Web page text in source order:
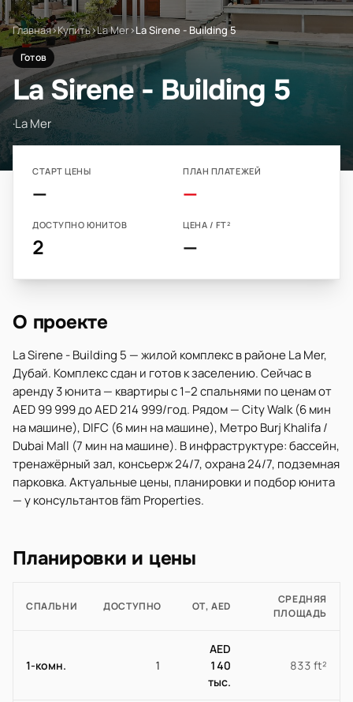
Главная›Купить›La Mer›La Sirene - Building 5
Готов
La Sirene - Building 5
·La Mer
СТАРТ ЦЕНЫ
—
ПЛАН ПЛАТЕЖЕЙ
—
ДОСТУПНО ЮНИТОВ
2
ЦЕНА / FT²
—
О проекте
La Sirene - Building 5 — жилой комплекс в районе La Mer,
Дубай. Комплекс сдан и готов к заселению. Сейчас в
аренду 3 юнита — квартиры с 1–2 спальнями по ценам от
AED 99 999 до AED 214 999/год. Рядом — City Walk (6 мин
на машине), DIFC (6 мин на машине), Метро Burj Khalifa /
Dubai Mall (7 мин на машине). В инфраструктуре: бассейн,
тренажёрный зал, консьерж 24/7, охрана 24/7, подземная
парковка. Актуальные цены, планировки и подбор юнита
— у консультантов fäm Properties.
Планировки и цены
СПАЛЬНИ ДОСТУПНО ОТ, AED
СРЕДНЯЯ
ПЛОЩАДЬ
1-комн. 1
AED
140
тыс.
833 ft²